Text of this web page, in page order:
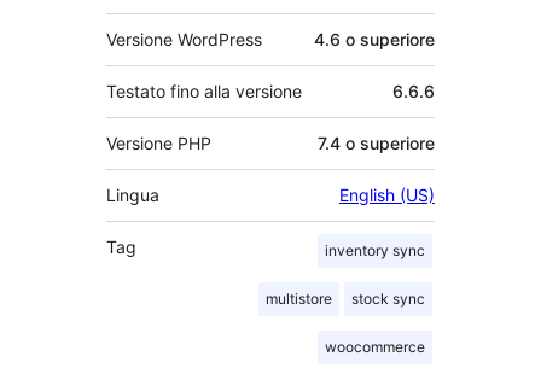
Versione WordPress 4.6 o superiore
Testato fino alla versione 6.6.6
Versione PHP 7.4 o superiore
Lingua English (US)
Tag inventory sync
multistore stock sync
woocommerce